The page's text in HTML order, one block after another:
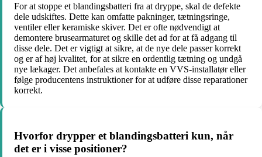
For at stoppe et blandingsbatteri fra at dryppe, skal de defekte
dele udskiftes. Dette kan omfatte pakninger, tætningsringe,
ventiler eller keramiske skiver. Det er ofte nødvendigt at
demontere brusearmaturet og skille det ad for at få adgang til
disse dele. Det er vigtigt at sikre, at de nye dele passer korrekt
og er af høj kvalitet, for at sikre en ordentlig tætning og undgå
nye lækager. Det anbefales at kontakte en VVS-installatør eller
følge producentens instruktioner for at udføre disse reparationer
korrekt.
Hvorfor drypper et blandingsbatteri kun, når
det er i visse positioner?